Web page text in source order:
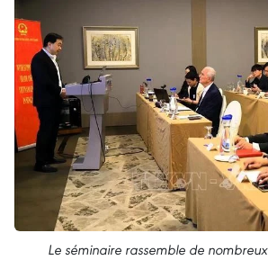
Le séminaire rassemble de